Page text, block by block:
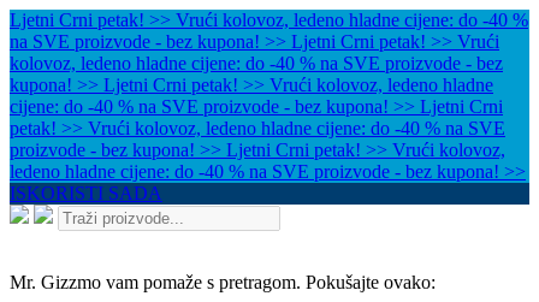
Ljetni Crni petak! >> Vrući kolovoz, ledeno hladne cijene: do -40 %
na SVE proizvode - bez kupona! >> Ljetni Crni petak! >> Vrući
kolovoz, ledeno hladne cijene: do -40 % na SVE proizvode - bez
kupona! >> Ljetni Crni petak! >> Vrući kolovoz, ledeno hladne
cijene: do -40 % na SVE proizvode - bez kupona! >> Ljetni Crni
petak! >> Vrući kolovoz, ledeno hladne cijene: do -40 % na SVE
proizvode - bez kupona! >> Ljetni Crni petak! >> Vrući kolovoz,
ledeno hladne cijene: do -40 % na SVE proizvode - bez kupona! >>
ISKORISTI SADA
Mr. Gizzmo vam pomaže s pretragom. Pokušajte ovako: